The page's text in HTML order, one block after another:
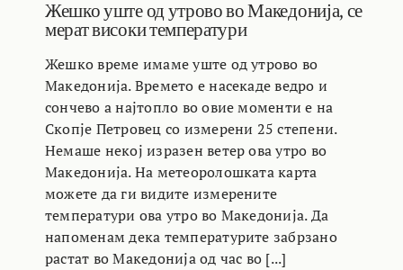
Жешко уште од утрово во Македонија, се
мерат високи температури
Жешко време имаме уште од утрово во
Македонија. Времето е насекаде ведро и
сончево а најтопло во овие моменти е на
Скопје Петровец со измерени 25 степени.
Немаше некој изразен ветер ова утро во
Македонија. На метеоролошката карта
можете да ги видите измерените
температури ова утро во Македонија. Да
напоменам дека температурите забрзано
растат во Македонија од час во [...]